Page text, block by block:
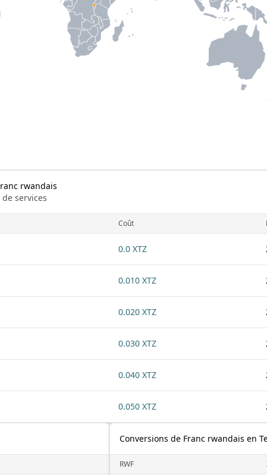
rwandais
services
Coût
0.0 XTZ
0.010 XTZ
0.020 XTZ
0.030 XTZ
0.040 XTZ
0.050 XTZ
Conversions de Franc rwandais en
RWF